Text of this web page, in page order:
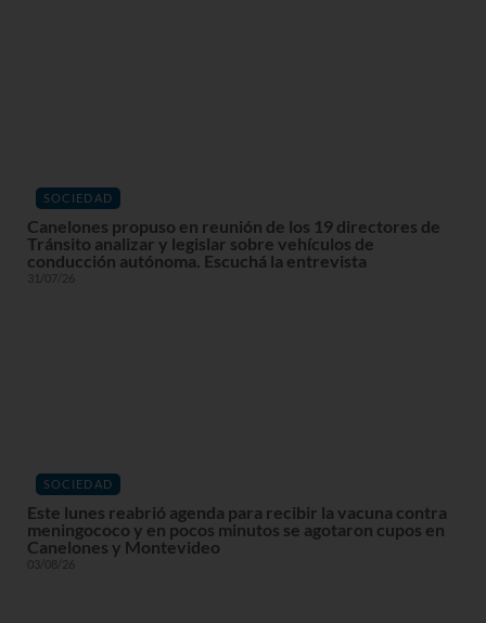
SOCIEDAD
Canelones propuso en reunión de los 19 directores de
Tránsito analizar y legislar sobre vehículos de
conducción autónoma. Escuchá la entrevista
31/07/26
SOCIEDAD
Este lunes reabrió agenda para recibir la vacuna contra
meningococo y en pocos minutos se agotaron cupos en
Canelones y Montevideo
03/08/26